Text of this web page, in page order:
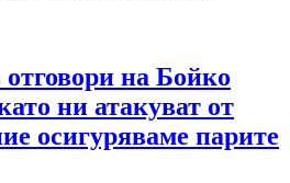
на Бойко
ни атакуват от
осигуряваме парите